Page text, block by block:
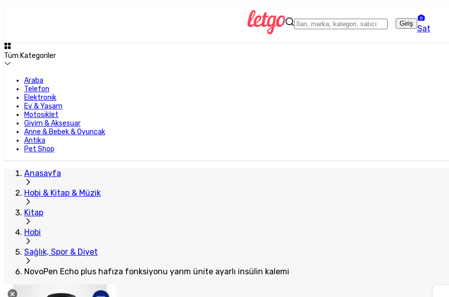
Giriş
Sat
Tüm Kategoriler
Araba
Telefon
Elektronik
Ev & Yaşam
Motosiklet
Giyim & Aksesuar
Anne & Bebek & Oyuncak
Antika
Pet Shop
Anasayfa
Hobi & Kitap & Müzik
Kitap
Hobi
Sağlık, Spor & Diyet
NovoPen Echo plus hafıza fonksiyonu yarım ünite ayarlı insülin kalemi